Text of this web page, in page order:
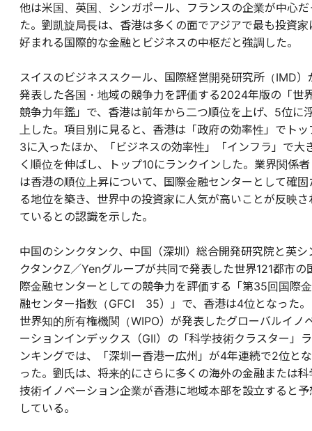
他は米国、英国、シンガポール、フランスの企業が中心だ
た。劉凱旋局長は、香港は多くの面でアジアで最も投資家
好まれる国際的な金融とビジネスの中枢だと強調した。
スイスのビジネススクール、国際経営開発研究所（IMD）
発表した各国・地域の競争力を評価する2024年版の「世
競争力年鑑」で、香港は前年から二つ順位を上げ、5位に
上した。項目別に見ると、香港は「政府の効率性」でトッ
3に入ったほか、「ビジネスの効率性」「インフラ」で大
く順位を伸ばし、トップ10にランクインした。業界関係者
は香港の順位上昇について、国際金融センターとして確固
る地位を築き、世界中の投資家に人気が高いことが反映さ
ているとの認識を示した。
中国のシンクタンク、中国（深圳）総合開発研究院と英シ
クタンクZ／Yenグループが共同で発表した世界121都市の
際金融センターとしての競争力を評価する「第35回国際金
融センター指数（GFCI 35）」で、香港は4位となった。
世界知的所有権機関（WIPO）が発表したグローバルイノ
ーションインデックス（GII）の「科学技術クラスター」ラ
ンキングでは、「深圳ー香港ー広州」が4年連続で2位とな
った。劉氏は、将来的にさらに多くの海外の金融または科
技術イノベーション企業が香港に地域本部を設立すると予
している。